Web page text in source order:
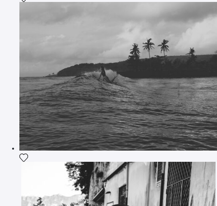
Ajouter la photographie à ma wishlist